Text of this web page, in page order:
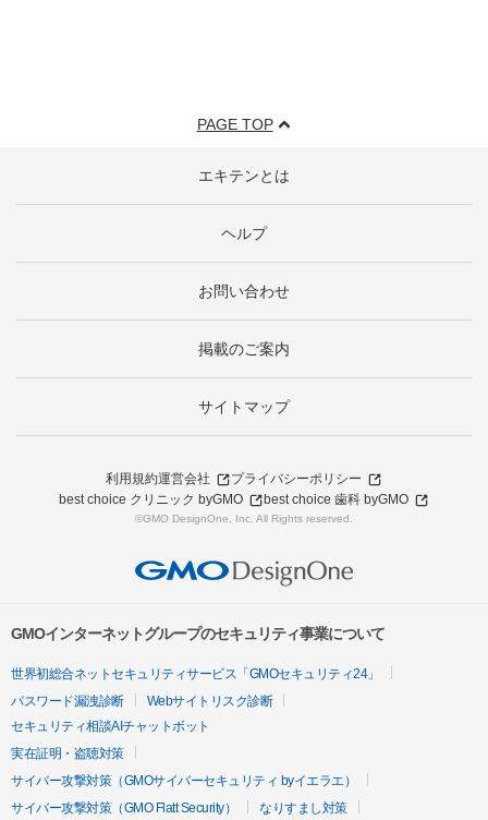
PAGE TOP
エキテンとは
ヘルプ
お問い合わせ
掲載のご案内
サイトマップ
利用規約運営会社
プライバシーポリシー
best choice クリニック byGMO
best choice 歯科 byGMO
©GMO DesignOne, Inc. All Rights reserved.
GMOインターネットグループのセキュリティ事業について
世界初総合ネットセキュリティサービス「GMOセキュリティ24」
パスワード漏洩診断
Webサイトリスク診断
セキュリティ相談AIチャットボット
実在証明・盗聴対策
サイバー攻撃対策（GMOサイバーセキュリティ byイエラエ）
サイバー攻撃対策（GMO Flatt Security）
なりすまし対策